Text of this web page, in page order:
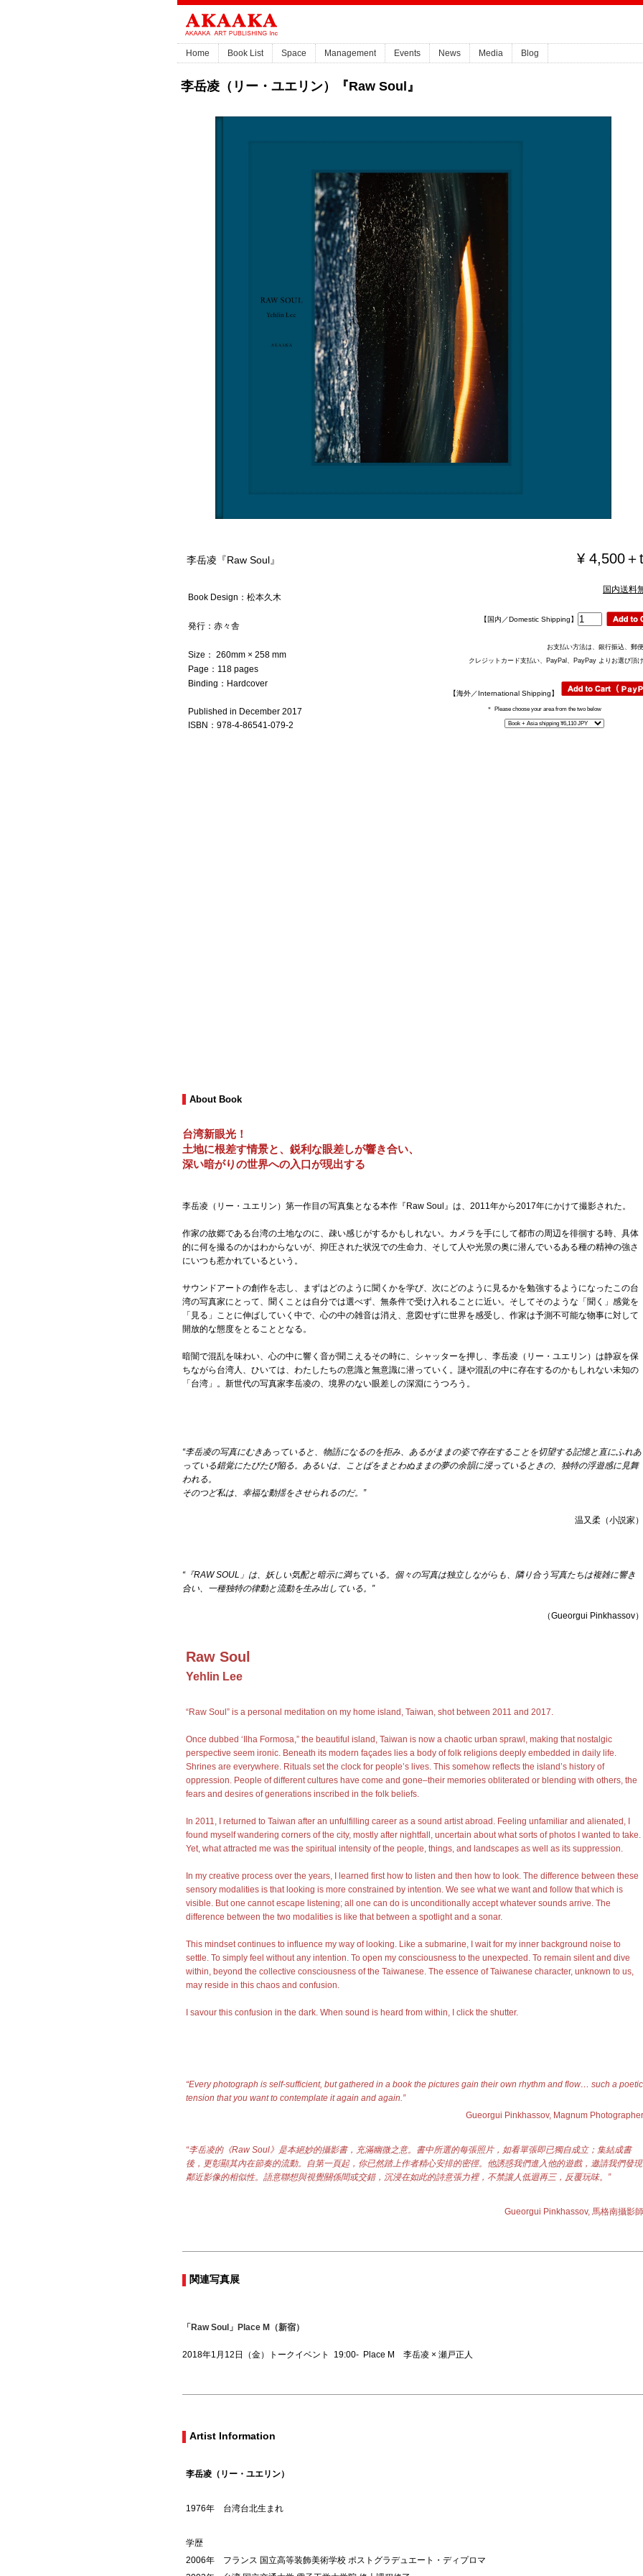
Home Book List Space Management Events News Media Blog
李岳凌（リー・ユエリン）『Raw Soul』
李岳凌『Raw Soul』
Book Design：松本久木
発行：赤々舎
Size： 260mm × 258 mm
Page：118 pages
Binding：Hardcover
Published in December 2017
ISBN ： 978-4-86541-079-2
¥ 4,500＋
国内送料
【国内／Domestic Shipping】
お支払い方法は、銀行振込、郵便
クレジットカード支払い、PayPal、PayPay よりお選び頂け
【海外／International Shipping】
＊ Please choose your area from the two below
About Book
台湾新眼光！
土地に根差す情景と、鋭利な眼差しが響き合い、
深い暗がりの世界への入口が現出する
李岳凌（リー・ユエリン）第一作目の写真集となる本作『Raw Soul』は、2011年から2017年にかけて撮影された。
作家の故郷である台湾の土地なのに、疎い感じがするかもしれない。カメラを手にして都市の周辺を徘徊する時、具体
的に何を撮るのかはわからないが、抑圧された状況での生命力、そして人や光景の奥に潜んでいるある種の精神の強さ
にいつも惹かれているという。
サウンドアートの創作を志し、まずはどのように聞くかを学び、次にどのように見るかを勉強するようになったこの台
湾の写真家にとって、聞くことは自分では選べず、無条件で受け入れることに近い。そしてそのような「聞く」感覚を
「見る」ことに伸ばしていく中で、心の中の雑音は消え、意図せずに世界を感受し、作家は予測不可能な物事に対して
開放的な態度をとることとなる。
暗闇で混乱を味わい、心の中に響く音が聞こえるその時に、シャッターを押し、李岳凌（リー・ユエリン）は静寂を保
ちながら台湾人、ひいては、わたしたちの意識と無意識に潜っていく。謎や混乱の中に存在するのかもしれない未知の
「台湾」。新世代の写真家李岳凌の、境界のない眼差しの深淵にうつろう。
“李岳凌の写真にむきあっていると、物語になるのを拒み、あるがままの姿で存在することを切望する記憶と直にふれあ
っている錯覚にたびたび陥る。あるいは、ことばをまとわぬままの夢の余韻に浸っているときの、独特の浮遊感に見舞
われる。
そのつど私は、幸福な動揺をさせられるのだ。”
温又柔（小説家）
“『RAW SOUL」は、妖しい気配と暗示に満ちている。個々の写真は独立しながらも、隣り合う写真たちは複雑に響き
合い、一種独特の律動と流動を生み出している。”
（Gueorgui Pinkhassov）
Raw Soul
Yehlin Lee
“Raw Soul” is a personal meditation on my home island, Taiwan, shot between 2011 and 2017.
Once dubbed ‘Ilha Formosa,” the beautiful island, Taiwan is now a chaotic urban sprawl, making that nostalgic
perspective seem ironic. Beneath its modern façades lies a body of folk religions deeply embedded in daily life.
Shrines are everywhere. Rituals set the clock for people’s lives. This somehow reflects the island’s history of
oppression. People of different cultures have come and gone–their memories obliterated or blending with others, the
fears and desires of generations inscribed in the folk beliefs.
In 2011, I returned to Taiwan after an unfulfilling career as a sound artist abroad. Feeling unfamiliar and alienated, I
found myself wandering corners of the city, mostly after nightfall, uncertain about what sorts of photos I wanted to take.
Yet, what attracted me was the spiritual intensity of the people, things, and landscapes as well as its suppression.
In my creative process over the years, I learned first how to listen and then how to look. The difference between these
sensory modalities is that looking is more constrained by intention. We see what we want and follow that which is
visible. But one cannot escape listening; all one can do is unconditionally accept whatever sounds arrive. The
difference between the two modalities is like that between a spotlight and a sonar.
This mindset continues to influence my way of looking. Like a submarine, I wait for my inner background noise to
settle. To simply feel without any intention. To open my consciousness to the unexpected. To remain silent and dive
within, beyond the collective consciousness of the Taiwanese. The essence of Taiwanese character, unknown to us,
may reside in this chaos and confusion.
I savour this confusion in the dark. When sound is heard from within, I click the shutter.
“Every photograph is self-sufficient, but gathered in a book the pictures gain their own rhythm and flow… such a poetic
tension that you want to contemplate it again and again.”
Gueorgui Pinkhassov, Magnum Photographer
“李岳凌的《Raw Soul》是本絕妙的攝影書，充滿幽微之意。書中所選的每張照片，如看單張即已獨自成立；集結成書
後，更彰顯其內在節奏的流動。自第一頁起，你已然踏上作者精心安排的密徑。他誘惑我們進入他的遊戲，邀請我們發現
鄰近影像的相似性。語意聯想與視覺關係間或交錯，沉浸在如此的詩意張力裡，不禁讓人低迴再三，反覆玩味。”
Gueorgui Pinkhassov, 馬格南攝影師
関連写真展
「Raw Soul」Place M（新宿）
2018年1月12日（金）トークイベント 19:00- Place M 李岳凌 × 瀬戸正人
Artist Information
李岳凌（リー・ユエリン）
1976年 台湾台北生まれ
学歴
2006年 フランス 国立高等装飾美術学校 ポストグラデュエート・ディプロマ